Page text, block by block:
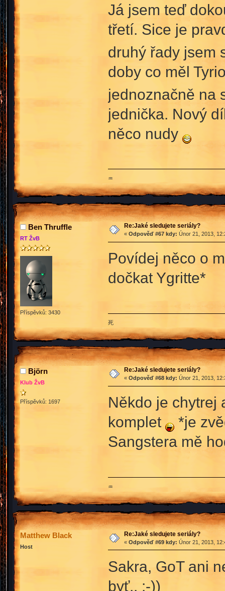
Já jsem teď
třetí. Sice je
druhý řady jsem
doby co měl
jednoznačně na
jednička. Nový
něco nudy
♒
Ben Thruffle
RT ŽvB
Příspěvků: 3430
Re:Jaké sledujete seriály?
« Odpověď #67 kdy: Únor 21, 2013,
Povídej něco o
dočkat Ygritte*
死
Björn
Klub ŽvB
Příspěvků: 1697
Re:Jaké sledujete seriály?
« Odpověď #68 kdy: Únor 21, 2013,
Někdo je chytrej
komplet
*je
Sangstera mě
♒
Matthew Black
Host
Re:Jaké sledujete seriály?
« Odpověď #69 kdy: Únor 21, 2013,
Sakra, GoT ani
byť.. :-))